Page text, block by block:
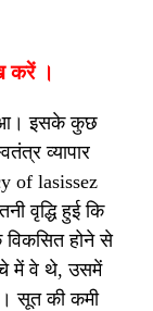
करें ।
इसके कुछ
व्यापार
of lasissez
वृद्धि हुई कि
विकसित होने से
में वे थे, उसमें
सूत की कमी